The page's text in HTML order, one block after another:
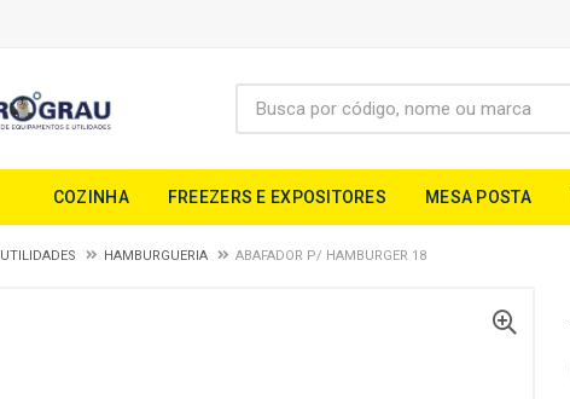
COZINHA FREEZERS E EXPOSITORES MESA POSTA
UTILIDADES HAMBURGUERIA ABAFADOR P/ HAMBURGER 18